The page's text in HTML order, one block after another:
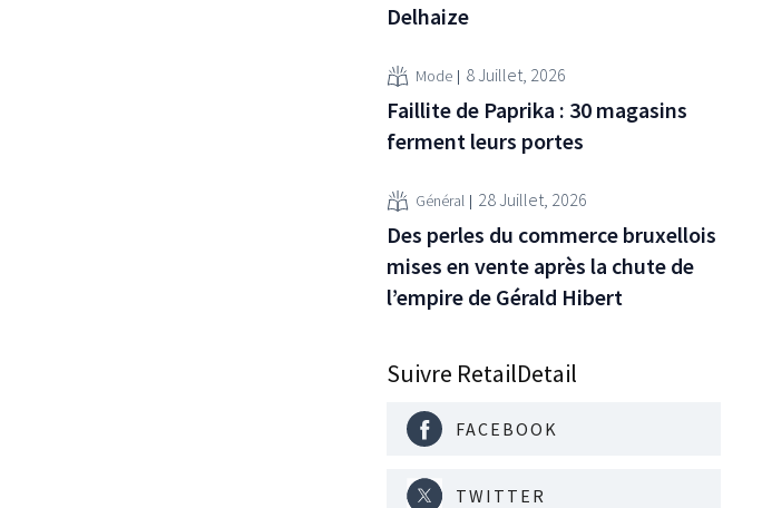
Delhaize
Mode 8 Juillet, 2026
Faillite de Paprika : 30 magasins
ferment leurs portes
Général 28 Juillet, 2026
Des perles du commerce bruxellois
mises en vente après la chute de
l’empire de Gérald Hibert
Suivre RetailDetail
FACEBOOK
TWITTER